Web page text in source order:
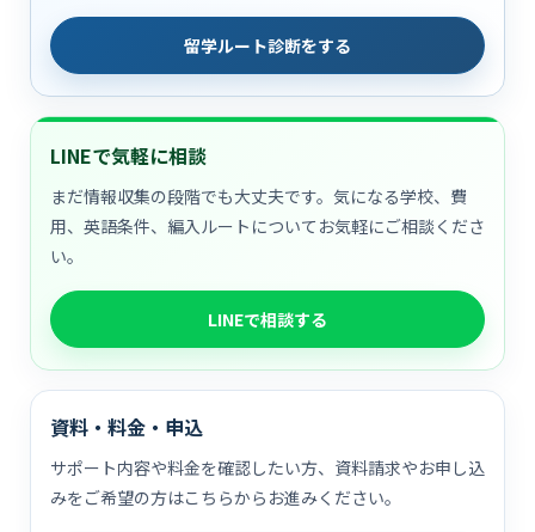
留学ルート診断をする
LINEで気軽に相談
まだ情報収集の段階でも大丈夫です。気になる学校、費
用、英語条件、編入ルートについてお気軽にご相談くださ
い。
LINEで相談する
資料・料金・申込
サポート内容や料金を確認したい方、資料請求やお申し込
みをご希望の方はこちらからお進みください。